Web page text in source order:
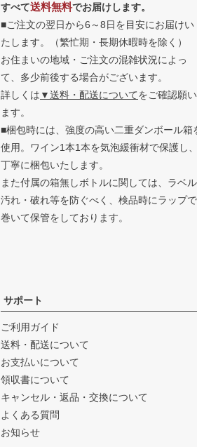
すべて送料無料でお届けします。
■ご注文の翌日から6～8日を目安にお届けい
たします。（繁忙期・長期休暇時を除く）
お住まいの地域・ご注文の混雑状況によっ
て、多少前後する場合がございます。
詳しくは ▼送料・配送についてをご確認願い
ます。
■梱包時には、強度の高い二重ダンボール箱
使用。ワイン1本1本を気泡緩衝材で保護し、
丁寧に梱包いたします。
また付属の箱無しボトルに関しては、ラベル
汚れ・破れ等を防ぐべく、検品時にラップで
巻いて保管をしております。
サポート
ご利用ガイド
送料・配送について
お支払いについて
領収書について
キャンセル・返品・ 交換について
よくある質問
お知らせ